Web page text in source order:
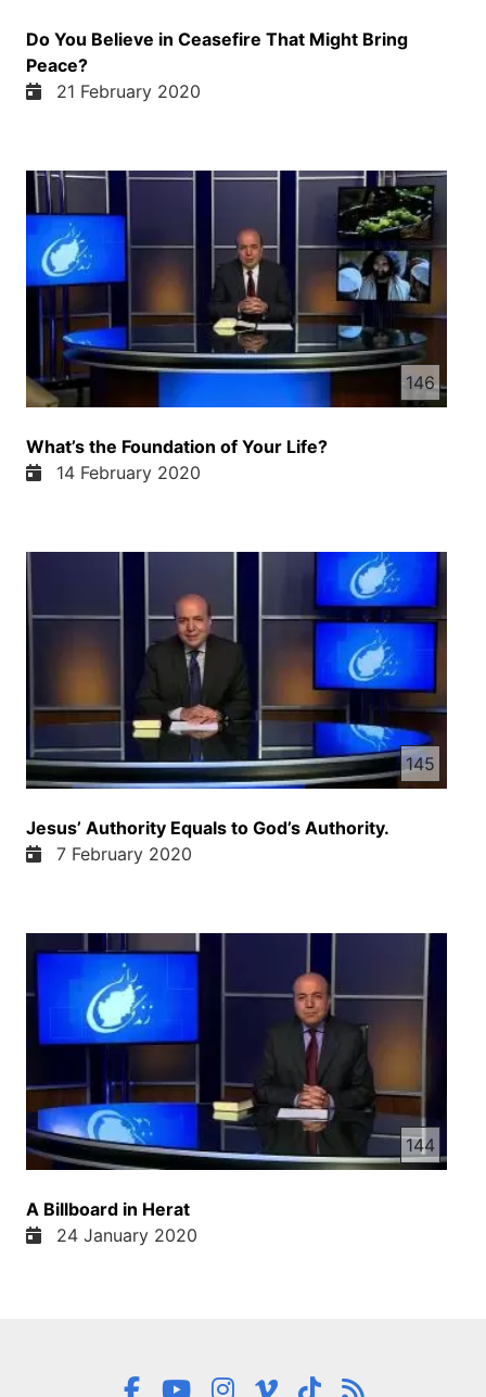
Do You Believe in Ceasefire That Might Bring
Peace?
21 February 2020
146
What’s the Foundation of Your Life?
14 February 2020
145
Jesus’ Authority Equals to God’s Authority.
7 February 2020
144
A Billboard in Herat
24 January 2020